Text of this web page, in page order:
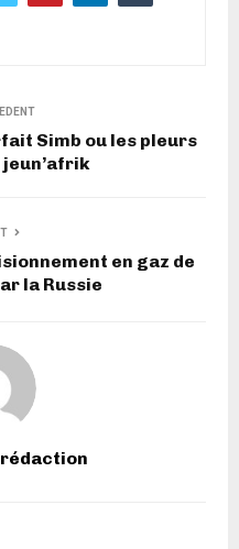
Simb ou les pleurs
jeun’afrik
en gaz de
la Russie
rédaction